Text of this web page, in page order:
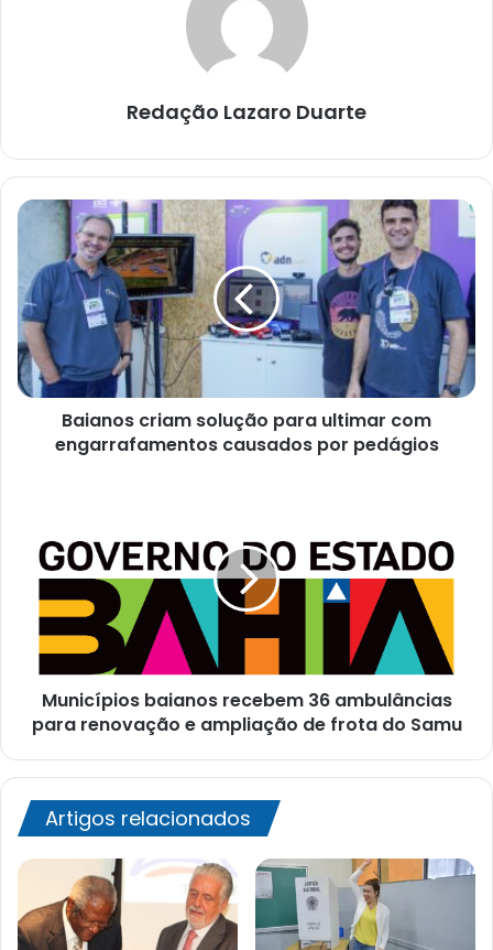
Redação Lazaro Duarte
Baianos
solução
para
ultimar
com
engarrafamentos
causados
por
pedágiosBaianos criam solução para ultimar com
engarrafamentos causados por pedágios
ambulâncias
para
ampliação
frota
Municípios baianos recebem 36 ambulâncias
para renovação e ampliação de frota do Samu
Artigos relacionados